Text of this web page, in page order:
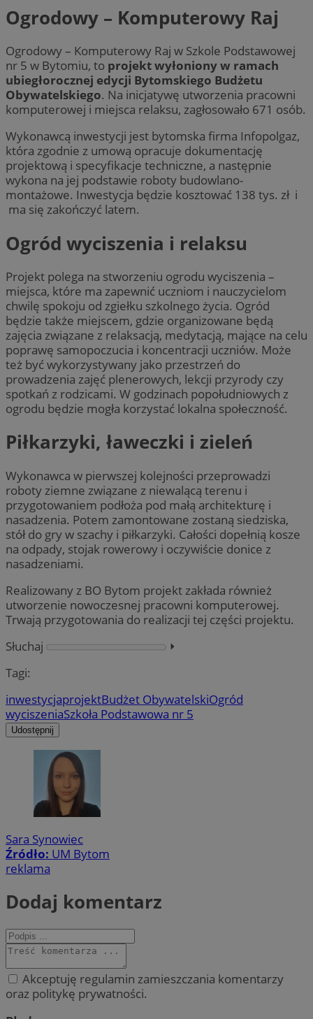
Ogrodowy – Komputerowy Raj
Ogrodowy – Komputerowy Raj w Szkole Podstawowej
nr 5 w Bytomiu, to projekt wyłoniony w ramach
ubiegłorocznej edycji Bytomskiego Budżetu
Obywatelskiego. Na inicjatywę utworzenia pracowni
komputerowej i miejsca relaksu, zagłosowało 671 osób.
Wykonawcą inwestycji jest bytomska firma Infopolgaz,
która zgodnie z umową opracuje dokumentację
projektową i specyfikacje techniczne, a następnie
wykona na jej podstawie roboty budowlano-
montażowe. Inwestycja będzie kosztować 138 tys. zł i
ma się zakończyć latem.
Ogród wyciszenia i relaksu
Projekt polega na stworzeniu ogrodu wyciszenia –
miejsca, które ma zapewnić uczniom i nauczycielom
chwilę spokoju od zgiełku szkolnego życia. Ogród
będzie także miejscem, gdzie organizowane będą
zajęcia związane z relaksacją, medytacją, mające na celu
poprawę samopoczucia i koncentracji uczniów. Może
też być wykorzystywany jako przestrzeń do
prowadzenia zajęć plenerowych, lekcji przyrody czy
spotkań z rodzicami. W godzinach popołudniowych z
ogrodu będzie mogła korzystać lokalna społeczność.
Piłkarzyki, ławeczki i zieleń
Wykonawca w pierwszej kolejności przeprowadzi
roboty ziemne związane z niewalącą terenu i
przygotowaniem podłoża pod małą architekturę i
nasadzenia. Potem zamontowane zostaną siedziska,
stół do gry w szachy i piłkarzyki. Całości dopełnią kosze
na odpady, stojak rowerowy i oczywiście donice z
nasadzeniami.
Realizowany z BO Bytom projekt zakłada również
utworzenie nowoczesnej pracowni komputerowej.
Trwają przygotowania do realizacji tej części projektu.
Słuchaj
⏵︎
Tagi:
inwestycjaprojektBudżet ObywatelskiOgród
wyciszeniaSzkoła Podstawowa nr 5
Udostępnij
Sara Synowiec
Źródło: UM Bytom
reklama
Dodaj komentarz
Akceptuję regulamin zamieszczania komentarzy
oraz politykę prywatności.